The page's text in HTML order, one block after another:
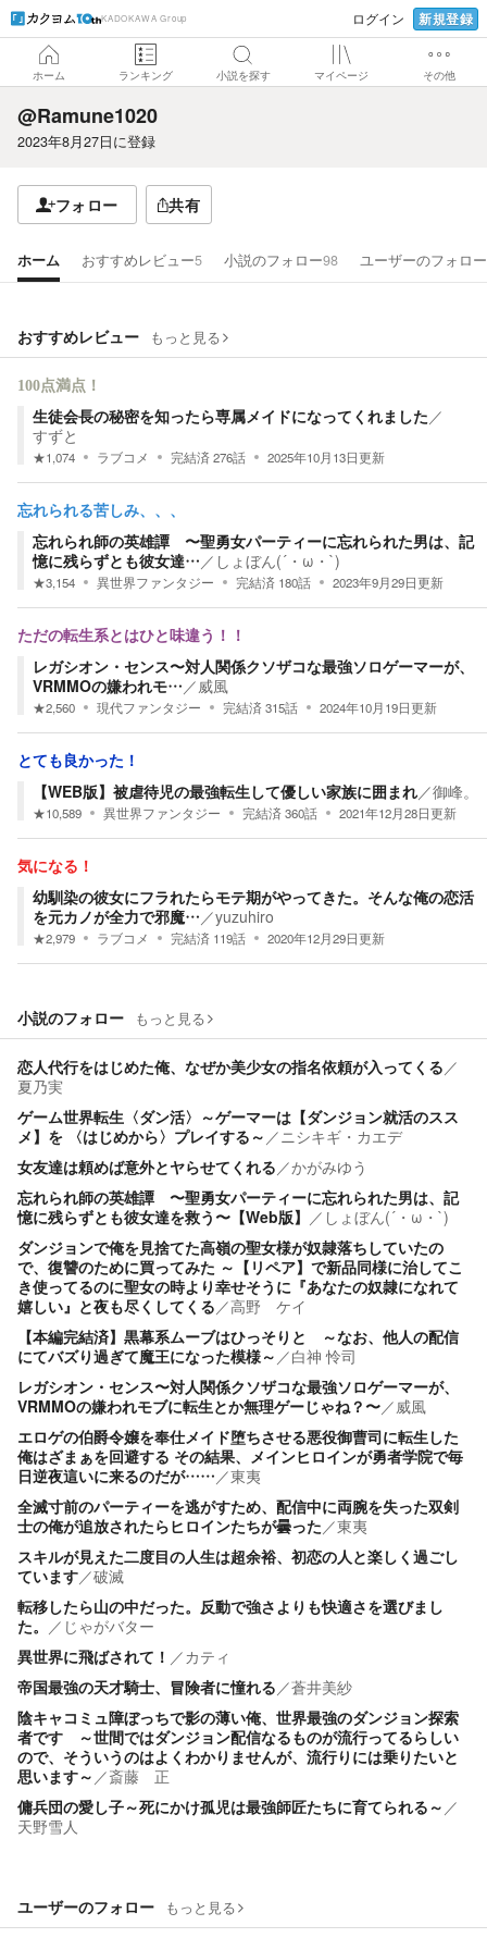
KADOKAWA Group ログイン 新規登録
ホーム ランキング 小説を探す マイページ その他
@Ramune1020
2023年8月27日に登録
フォロー 共有
ホーム おすすめレビュー5 小説のフォロー98 ユーザーのフォロー
おすすめレビュー もっと見る
100点満点！
生徒会長の秘密を知ったら専属メイドになってくれました／
すずと
★1,074 ラブコメ 完結済276話 2025年10月13日更新
忘れられる苦しみ、、、
忘れられ師の英雄譚 〜聖勇女パーティーに忘れられた男は、記
憶に残らずとも彼女達…／ しょぼん(´・ω・`)
★3,154 異世界ファンタジー 完結済 180話 2023年9月29日更新
ただの転生系とはひと味違う！！
レガシオン・センス〜対人関係クソザコな最強ソロゲーマーが、
VRMMOの嫌われモ…／威風
★2,560 現代ファンタジー 完結済315話 2024年10月19日更新
とても良かった！
【WEB版】被虐待児の最強転生して優しい家族に囲まれ／御峰。
★10,589 異世界ファンタジー 完結済360話 2021年12月28日更新
気になる！
幼馴染の彼女にフラれたらモテ期がやってきた。そんな俺の恋活
を元カノが全力で邪魔…／yuzuhiro
★2,979 ラブコメ 完結済 119話 2020年12月29日更新
小説のフォロー もっと見る
恋人代行をはじめた俺、なぜか美少女の指名依頼が入ってくる／
夏乃実
ゲーム世界転生〈ダン活〉～ゲーマーは【ダンジョン就活のスス
メ】を 〈はじめから〉プレイする～ ／ニシキギ・カエデ
女友達は頼めば意外とヤらせてくれる／かがみゆう
忘れられ師の英雄譚 〜聖勇女パーティーに忘れられた男は、記
憶に残らずとも彼女達を救う〜【Web版】 ／ しょぼん(´・ω・`)
ダンジョンで俺を見捨てた高嶺の聖女様が奴隷落ちしていたの
で、復讐のために買ってみた ～【リペア】で新品同様に治してこ
き使ってるのに聖女の時より幸せそうに『あなたの奴隷になれて
嬉しい』と夜も尽くしてくる／高野 ケイ
【本編完結済】黒幕系ムーブはひっそりと ～なお、他人の配信
にてバズり過ぎて魔王になった模様～ ／白神 怜司
レガシオン・センス〜対人関係クソザコな最強ソロゲーマーが、
VRMMOの嫌われモブに転生とか無理ゲーじゃね？〜／威風
エロゲの伯爵令嬢を奉仕メイド堕ちさせる悪役御曹司に転生した
俺はざまぁを回避する その結果、メインヒロインが勇者学院で毎
日逆夜這いに来るのだが……／東夷
全滅寸前のパーティーを逃がすため、配信中に両腕を失った双剣
士の俺が追放されたらヒロインたちが曇った／東夷
スキルが見えた二度目の人生は超余裕、初恋の人と楽しく過ごし
ています／破滅
転移したら山の中だった。反動で強さよりも快適さを選びまし
た。 ／ じゃがバター
異世界に飛ばされて！ ／カティ
帝国最強の天才騎士、冒険者に憧れる／蒼井美紗
陰キャコミュ障ぼっちで影の薄い俺、世界最強のダンジョン探索
者です ～世間ではダンジョン配信なるものが流行ってるらしい
ので、そういうのはよくわかりませんが、流行りには乗りたいと
思います～ ／斎藤 正
傭兵団の愛し子～死にかけ孤児は最強師匠たちに育てられる～ ／
天野雪人
ユーザーのフォロー もっと見る